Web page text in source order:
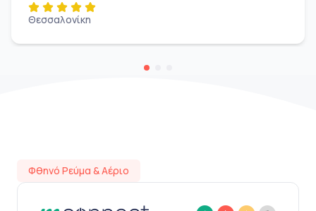
Θεσσαλονίκη
Φθηνό Ρεύμα & Αέριο